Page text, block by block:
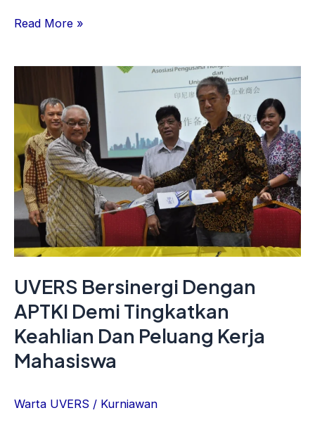
Read More »
UVERS Bersinergi Dengan
APTKI Demi Tingkatkan
Keahlian Dan Peluang Kerja
Mahasiswa
Warta UVERS / Kurniawan
Bersinergi
Dengan
APTKI
Demi
Tingkatkan
Keahlian
Dan
Peluang
Mahasiswa